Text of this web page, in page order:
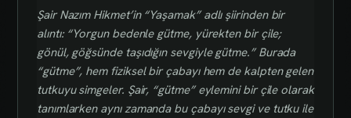
Şair Nazım Hikmet’in “Yaşamak” adlı şiirinden bir
alıntı: “Yorgun bedenle gütme, yürekten bir çile;
gönül, göğsünde taşıdığın sevgiyle gütme.”Burada
“gütme”, hem fiziksel bir çabayı hem de kalpten gelen
tutkuyu simgeler. Şair, “gütme” eylemini bir çile olarak
tanımlarken aynı zamanda bu çabayı sevgi ve tutku ile